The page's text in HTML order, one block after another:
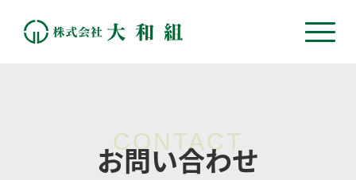
お問い合わせ
CONTACT